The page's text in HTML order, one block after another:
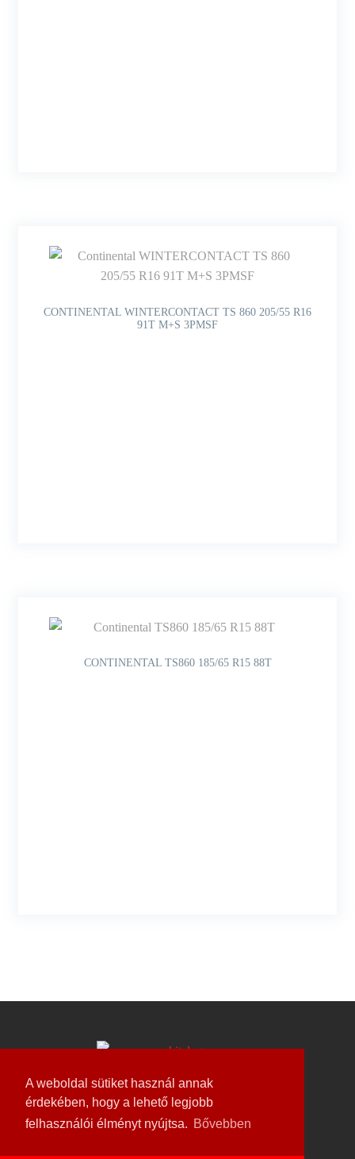
A weboldal sütiket használ annak
érdekében, hogy a lehető legjobb
felhasználói élményt nyújtsa. Bővebben
CONTINENTAL WINTERCONTACT TS 860 205/55 R16
91T M+S 3PMSF
CONTINENTAL TS860 185/65 R15 88T
Weboldal készítés és karbantartás